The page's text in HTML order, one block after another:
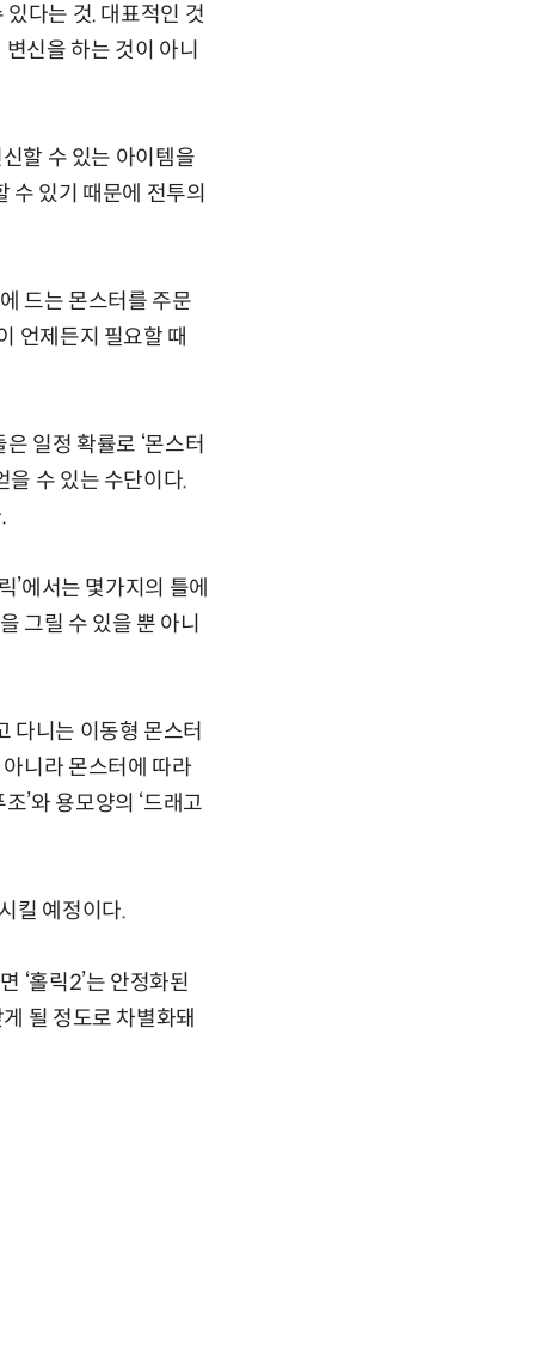
있다는 것. 대표적인 것
신을 하는 것이 아니
할 수 있는 아이템을
수 있기 때문에 전투의
드는 몬스터를 주문
언제든지 필요할 때
일정 확률로 ‘몬스터
을 수 있는 수단이다.
에서는 몇가지의 틀에
그릴 수 있을 뿐 아니
다니는 이동형 몬스터
니라 몬스터에 따라
’와 용모양의 ‘드래고
킬 예정이다.
‘홀릭2’는 안정화된
될 정도로 차별화돼